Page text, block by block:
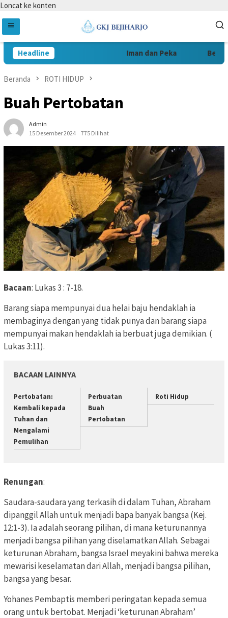
Loncat ke konten
Headline Iman dan Peka Berani
Beranda ROTI HIDUP
Buah Pertobatan
Admin
15 Desember 2024
775 Dilihat
Bacaan: Lukas 3 : 7-18.
Barang siapa mempunyai dua helai baju hendaklah ia
membaginya dengan yang tidak punya dan barang siapa
mempunyai makan hendaklah ia berbuat juga demikian. (
Lukas 3:11).
BACAAN LAINNYA
Pertobatan:
Kembali kepada
Tuhan dan
Mengalami
Pemulihan
Perbuatan
Buah
Pertobatan
Roti Hidup
Renungan:
Saudara-saudara yang terkasih di dalam Tuhan, Abraham
dipanggil Allah untuk menjadi bapa banyak bangsa (Kej.
12:1-3). Ia adalah seorang pilihan, di mana keturunannya
menjadi bangsa pilihan yang diselamatkan Allah. Sebagai
keturunan Abraham, bangsa Israel meyakini bahwa mereka
mewarisi keselamatan dari Allah, menjadi bangsa pilihan,
bangsa yang besar.
Yohanes Pembaptis memberi peringatan kepada semua
orang untuk bertobat. Menjadi ‘keturunan Abraham’